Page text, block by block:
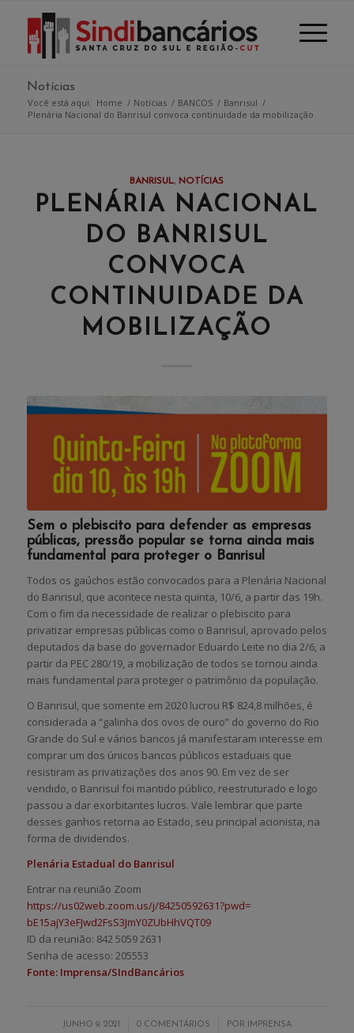
Notícias
Você está aqui: Home / Notícias / BANCOS / Banrisul /
Plenária Nacional do Banrisul convoca continuidade da mobilização
BANRISUL, NOTÍCIAS
PLENÁRIA NACIONAL
DO BANRISUL
CONVOCA
CONTINUIDADE DA
MOBILIZAÇÃO
Sem o plebiscito para defender as empresas
públicas, pressão popular se torna ainda mais
fundamental para proteger o Banrisul
Todos os gaúchos estão convocados para a Plenária Nacional
do Banrisul, que acontece nesta quinta, 10/6, a partir das 19h.
Com o fim da necessidade de realizar o plebiscito para
privatizar empresas públicas como o Banrisul, aprovado pelos
deputados da base do governador Eduardo Leite no dia 2/6, a
partir da PEC 280/19, a mobilização de todos se tornou ainda
mais fundamental para proteger o patrimônio da população.
O Banrisul, que somente em 2020 lucrou R$ 824,8 milhões, é
considerada a “galinha dos ovos de ouro” do governo do Rio
Grande do Sul e vários bancos já manifestaram interesse em
comprar um dos únicos bancos públicos estaduais que
resistiram as privatizações dos anos 90. Em vez de ser
vendido, o Banrisul foi mantido público, reestruturado e logo
passou a dar exorbitantes lucros. Vale lembrar que parte
desses ganhos retorna ao Estado, seu principal acionista, na
forma de dividendos.
Plenária Estadual do Banrisul
Entrar na reunião Zoom
https://us02web.zoom.us/j/84250592631?pwd=
bE15ajY3eFJwd2FsS3JmY0ZUbHhVQT09
ID da reunião: 842 5059 2631
Senha de acesso: 205553
Fonte: Imprensa/SIndBancários
JUNHO 9, 2021
/ 0 COMENTÁRIOS
/ POR IMPRENSA